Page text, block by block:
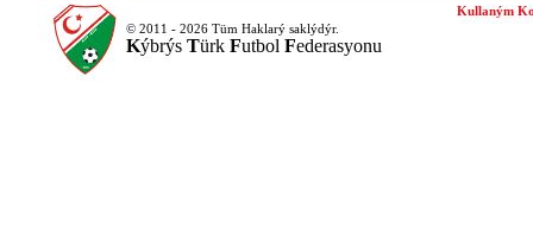
© 2011 - 2026 Tüm Haklarý saklýdýr.
Kýbrýs Türk Futbol Federasyonu
Kullaným